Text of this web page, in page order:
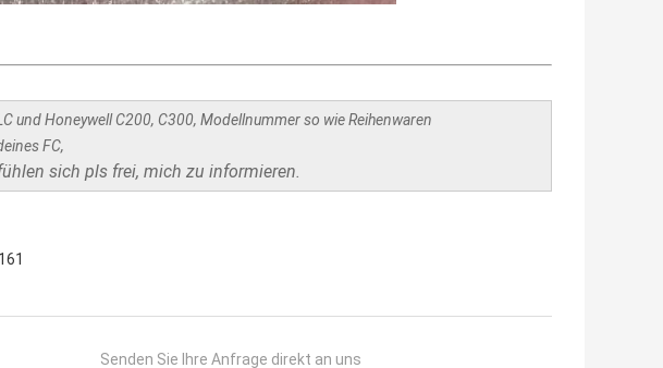
und Honeywell C200, C300, Modellnummer so wie Reihenwaren
FC,
sich pls frei, mich zu informieren.
Senden Sie Ihre Anfrage direkt an uns